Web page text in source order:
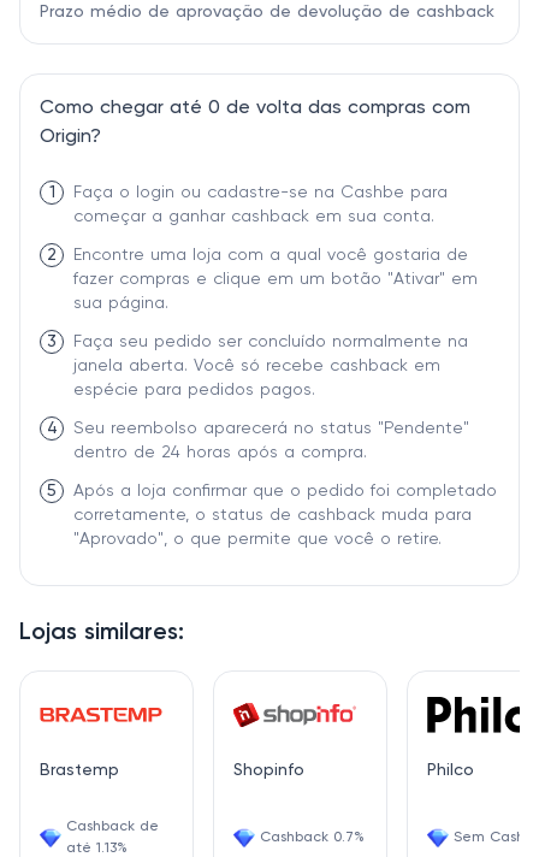
Lojas similares:
Brastemp
Cashback de
até 1.13%
Shopinfo
Cashback 0.7%
Philco
Sem
Prazo médio de aprovação de devolução de cashback
Como chegar até 0 de volta das compras com
Origin?
1
Faça o login ou cadastre-se na Cashbe para
começar a ganhar cashback em sua conta.
2
Encontre uma loja com a qual você gostaria de
fazer compras e clique em um botão "Ativar" em
sua página.
3
Faça seu pedido ser concluído normalmente na
janela aberta. Você só recebe cashback em
espécie para pedidos pagos.
4
Seu reembolso aparecerá no status "Pendente"
dentro de 24 horas após a compra.
5
Após a loja confirmar que o pedido foi completado
corretamente, o status de cashback muda para
"Aprovado", o que permite que você o retire.